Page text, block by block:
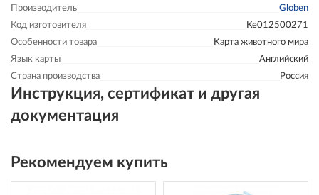
Производитель
Globen
Код изготовителя
Ке012500271
Особенности товара
Карта животного мира
Язык карты
Английский
Страна производства
Россия
Инструкция, сертификат и другая
документация
Рекомендуем купить